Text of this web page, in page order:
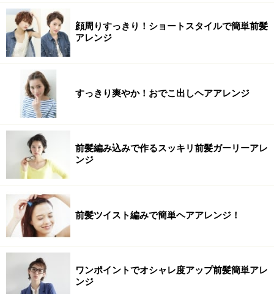
顔周りすっきり！ショートスタイルで簡単前髪
アレンジ
すっきり爽やか！おでこ出しヘアアレンジ
前髪編み込みで作るスッキリ前髪ガーリーアレ
ンジ
前髪ツイスト編みで簡単ヘアアレンジ！
ワンポイントでオシャレ度アップ前髪簡単アレ
ンジ